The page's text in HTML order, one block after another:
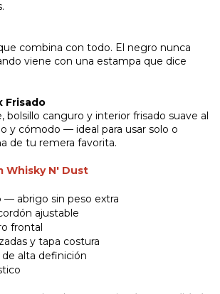
combina con todo. El negro nunca
viene con una estampa que dice
Frisado
bolsillo canguro y interior frisado suave al
y cómodo — ideal para usar solo o
de tu remera favorita.
Whisky N' Dust
— abrigo sin peso extra
ajustable
frontal
y tapa costura
alta definición